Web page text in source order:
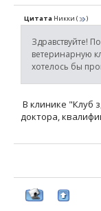
Цитата Никки ( )
Здравствуйте!
ветеринарную
хотелось бы
В клинике "Клуб
доктора,